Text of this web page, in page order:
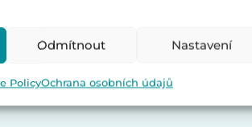
Odmítnout Nastavení
PolicyOchrana osobních údajů